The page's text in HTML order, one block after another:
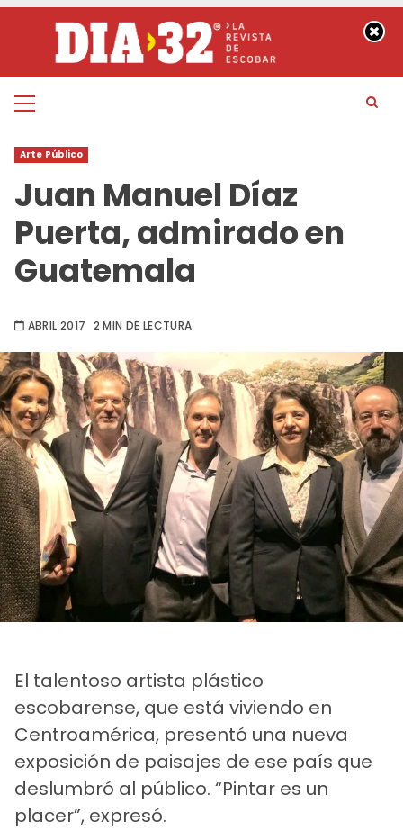
contenido
Menú
Arte Público
Juan Manuel Díaz
Puerta, admirado en
Guatemala
ABRIL 2017 2 MIN DE LECTURA
El talentoso artista plástico
escobarense, que está viviendo en
Centroamérica, presentó una nueva
exposición de paisajes de ese país que
deslumbró al público. “Pintar es un
placer”, expresó.